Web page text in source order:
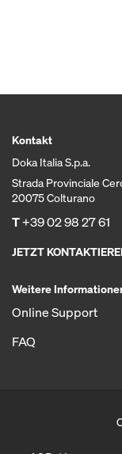
Kontakt
Doka Italia S.p.a.
Strada Provinciale
20075 Colturano
T+39 02 98 27 61
JETZT
Weitere
Online Support
FAQ